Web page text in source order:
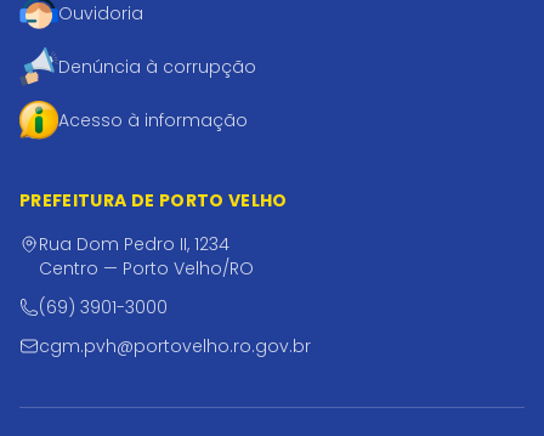
Ouvidoria
Denúncia à corrupção
Acesso à informação
PREFEITURA DE PORTO VELHO
Rua Dom Pedro II, 1234
Centro — Porto Velho/RO
(69) 3901-3000
cgm.pvh@portovelho.ro.gov.br